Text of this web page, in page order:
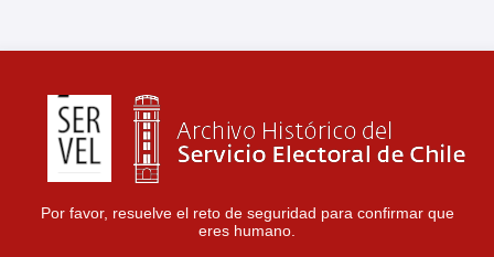
Por favor, resuelve el reto de seguridad para confirmar que
eres humano.